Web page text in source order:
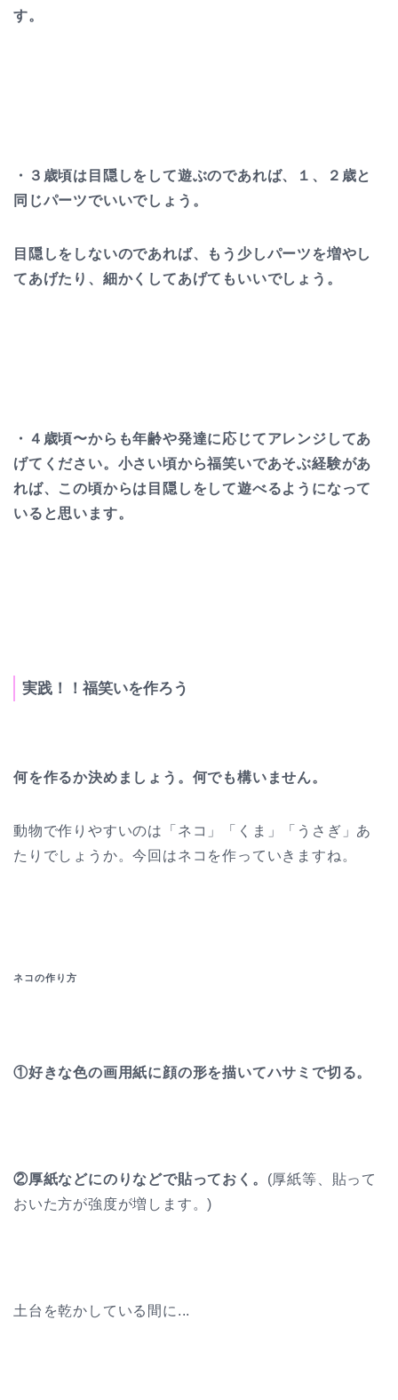
す。
・３歳頃は 目隠しをして遊ぶのであれば、１、２歳と
同じパーツでいいでしょう。
目隠しをしないのであれば、もう少しパーツを増やし
てあげたり、細かくしてあげてもいいでしょう。
・４歳頃〜からも年齢や発達に応じてアレンジしてあ
げてください。 小さい頃から福笑いであそぶ経験があ
れば、この頃からは目隠しをして遊べるようになって
いると思います。
実践！！福笑いを作ろう
何を作るか決めましょう。何でも構いません。
動物で作りやすいのは「ネコ」「くま」「うさぎ」あ
たりでしょうか。今回はネコを作っていきますね。
ネコの作り方
①好きな色の画用紙に顔の形を描いてハサミで切る。
②厚紙などにのりなどで貼っておく。 (厚紙等、貼って
おいた方が強度が増します。)
土台を乾かしている間に...